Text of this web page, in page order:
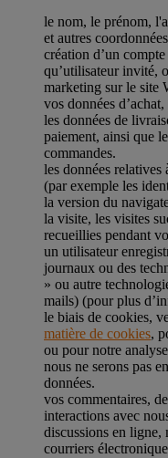
le nom, le prénom,
et autres
création d’un
qu’utilisateur invité,
marketing sur le site
vos données
les données de
paiement, ainsi que
commandes.
les données
(par exemple les
la version du
la visite, les visites
recueillies pendant
un utilisateur
journaux ou des
» ou autre
mails) (pour plus
le biais de cookies,
matière de cookies,
ou pour notre
nous ne serons pas
données.
vos commentaires,
interactions avec
discussions en ligne,
courriers